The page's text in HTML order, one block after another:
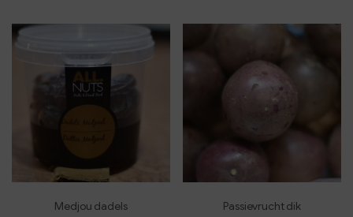
Medjou dadels Passievrucht dik